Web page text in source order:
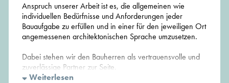
Anspruch unserer Arbeit ist es, die allgemeinen wie
individuellen Bedürfnisse und Anforderungen jeder
Bauaufgabe zu erfüllen und in einer für den jeweiligen Ort
angemessenen architektonischen Sprache umzusetzen.
Dabei stehen wir den Bauherren als vertrauensvolle und
zuverlässige Partner zur Seite.
Nach dem Aufgreifen, Sammeln und Ordnen der Ideen,
Weiterlesen